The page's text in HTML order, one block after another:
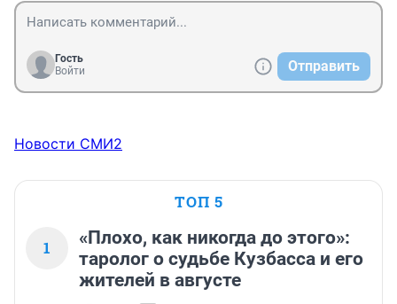
Гость
Войти
Отправить
Новости СМИ2
ТОП 5
1
«Плохо, как никогда до этого»:
таролог о судьбе Кузбасса и его
жителей в августе